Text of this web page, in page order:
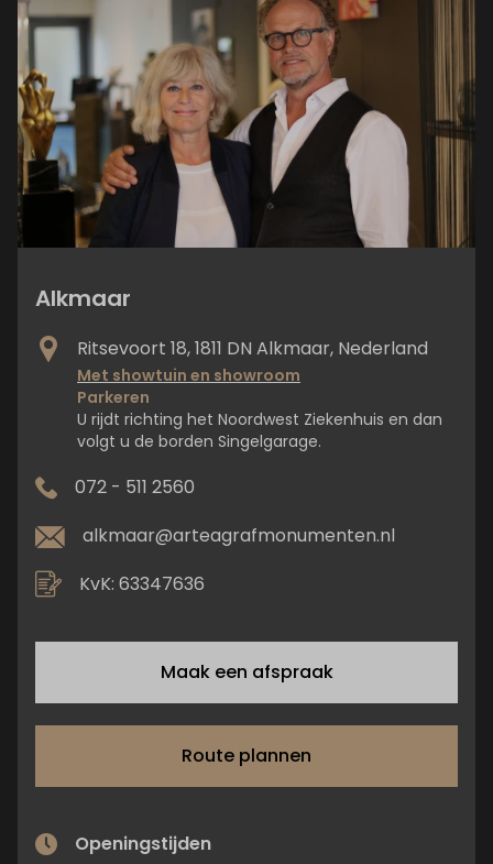
Alkmaar
Ritsevoort 18, 1811 DN Alkmaar, Nederland
Met showtuin en showroom
Parkeren
U rijdt richting het Noordwest Ziekenhuis en dan
volgt u de borden Singelgarage.
072 - 511 2560
alkmaar@arteagrafmonumenten.nl
KvK: 63347636
Maak een afspraak
Route plannen
Openingstijden